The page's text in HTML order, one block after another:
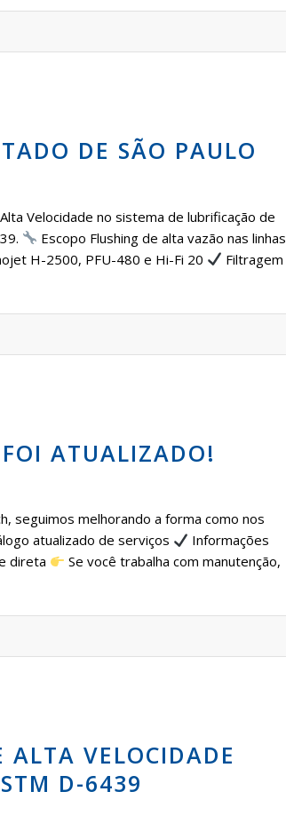
DE SÃO PAULO
Velocidade no sistema de lubrificação de
Escopo Flushing de alta vazão nas linhas
H-2500, PFU-480 e Hi-Fi 20
Filtragem
ATUALIZADO!
seguimos melhorando a forma como nos
atualizado de serviços
Informações
direta
Se você trabalha com manutenção,
ALTA VELOCIDADE
D-6439